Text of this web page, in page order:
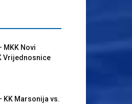
MKK Novi
Vrijednosnice
KK Marsonija vs.